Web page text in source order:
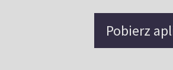
Pobierz